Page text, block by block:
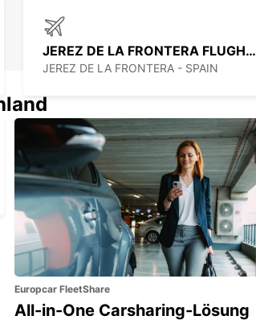
JEREZ DE LA FRONTERA FLUGHAFEN
JEREZ DE LA FRONTERA - SPAIN
TANGIER
TANGIER - MOROCCO
Europcar FleetShare
All-in-One Carsharing-Lösung